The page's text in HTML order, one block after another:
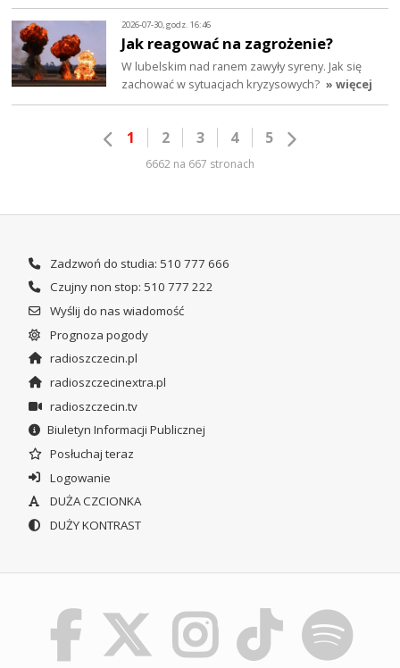
2026-07-30, godz. 16:46
Jak reagować na zagrożenie?
W lubelskim nad ranem zawyły syreny. Jak się
zachować w sytuacjach kryzysowych? » więcej
1 2 3 4 5
6662 na 667 stronach
Zadzwoń do studia: 510 777 666
Czujny non stop: 510 777 222
Wyślij do nas wiadomość
Prognoza pogody
radioszczecin.pl
radioszczecinextra.pl
radioszczecin.tv
Biuletyn Informacji Publicznej
Posłuchaj teraz
Logowanie
DUŻA CZCIONKA
DUŻY KONTRAST